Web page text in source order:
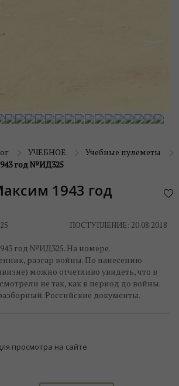
УЧЕБНОЕ
Учебные пулеметы
год №ИД325
1943 год
ПОСТУПЛЕНИЕ: 20.08.2018
год №ИД325. На номере.
разгар войны. По нанесению
можно отчетливо увидеть, что в
не так, как в период до войны.
Российские документы.
просмотра на сайте